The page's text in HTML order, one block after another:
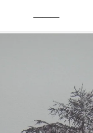
———